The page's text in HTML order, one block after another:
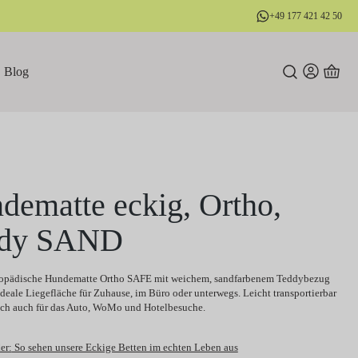
+49 177 421 42 50
Blog
eckig, Ortho,
SAND
Hundematte Ortho SAFE mit weichem, sandfarbenem Teddybezug
Liegefläche für Zuhause, im Büro oder unterwegs. Leicht transportierbar
auch für das Auto, WoMo und Hotelbesuche.
So sehen unsere Eckige Betten im echten Leben aus